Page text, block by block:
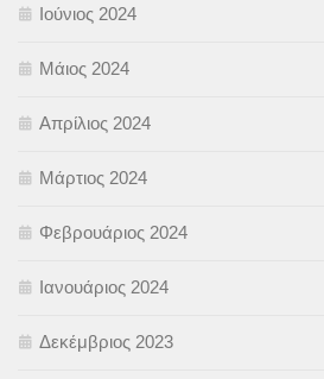
Ιούνιος 2024
Μάιος 2024
Απρίλιος 2024
Μάρτιος 2024
Φεβρουάριος 2024
Ιανουάριος 2024
Δεκέμβριος 2023